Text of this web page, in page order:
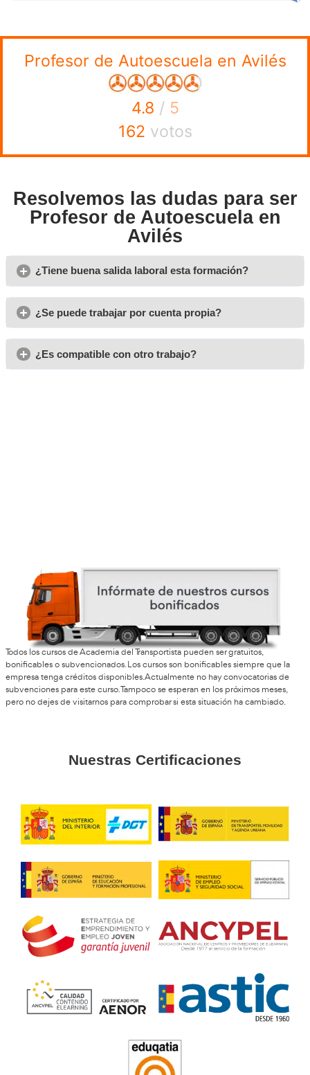
dinámica, asegurando una comprensión efectiva.
Preguntas y respuestas: este formato se utiliza
poco antes del examen, eliminando errores
confirmando los conceptos aprendidos.
Resolución de dudas: tendrás acceso directo a
responderá tus preguntas. Las consultas más
añadidas a una sección de preguntas frecuentes
todos los estudiantes.
privados podrás consultar noticias recientes y
modificación relacionada con el curso. Se
novedades al inicio de cada sesión de estudio.
Además de todo esto,la plataforma incluye un sistema
seguir tu progreso,permitiéndote identificar cuáles
podrás organizar tu tiempo de estudio de manera más
efectiva, asegurándote una preparación óptima para
exámenes oficiales y convertirte en un excelente
autoescuela.
Profesor de Autoescuela
Avilés
Sergi, de Girona
El temario del curso es amplio, pero está bien
organizas, se puede compaginar con trabajo.
El curso sigue teniendo mucha demanda. Hay
Nuria, de Avilés
Me he hecho profesora de autoescuela con AT Academia
Lina, 43 años
Lo que más valoro es la estabilidad. No es un curso más,
habilitación oficial que realmente sirve.
Profesor de Autoescuela